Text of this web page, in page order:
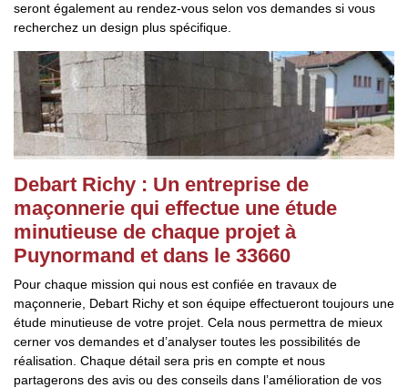
seront également au rendez-vous selon vos demandes si vous
recherchez un design plus spécifique.
Debart Richy : Un entreprise de
maçonnerie qui effectue une étude
minutieuse de chaque projet à
Puynormand et dans le 33660
Pour chaque mission qui nous est confiée en travaux de
maçonnerie, Debart Richy et son équipe effectueront toujours une
étude minutieuse de votre projet. Cela nous permettra de mieux
cerner vos demandes et d’analyser toutes les possibilités de
réalisation. Chaque détail sera pris en compte et nous
partagerons des avis ou des conseils dans l’amélioration de vos